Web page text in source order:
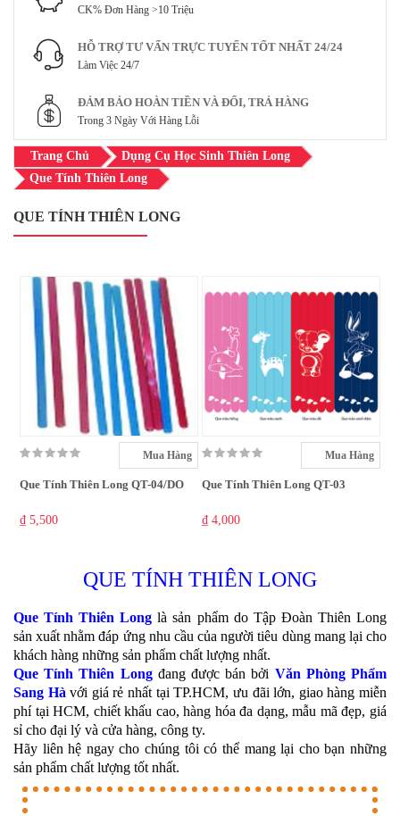
CK% Đơn Hàng >10 Triệu
HỖ TRỢ TƯ VẤN TRỰC TUYẾN TỐT NHẤT 24/24
Làm Việc 24/7
ĐẢM BẢO HOÀN TIỀN VÀ ĐỔI, TRẢ HÀNG
Trong 3 Ngày Với Hàng Lỗi
Trang Chủ
Dụng Cụ Học Sinh Thiên Long
Que Tính Thiên Long
QUE TÍNH THIÊN LONG
Mua Hàng
Que Tính Thiên Long QT-04/DO
₫ 5,500
Mua Hàng
Que Tính Thiên Long QT-03
₫ 4,000
QUE TÍNH THIÊN LONG
Que Tính Thiên Long là sản phẩm do Tập Đoàn Thiên Long
sản xuất nhằm đáp ứng nhu cầu của người tiêu dùng mang lại cho
khách hàng những sản phẩm chất lượng nhất.
Que Tính Thiên Long đang được bán bởi Văn Phòng Phẩm
Sang Hàvới giá rẻ nhất tại TP.HCM, ưu đãi lớn, giao hàng miễn
phí tại HCM, chiết khấu cao, hàng hóa đa dạng, mẫu mã đẹp, giá
sỉ cho đại lý và cửa hàng, công ty.
Hãy liên hệ ngay cho chúng tôi có thể mang lại cho bạn những
sản phẩm chất lượng tốt nhất.